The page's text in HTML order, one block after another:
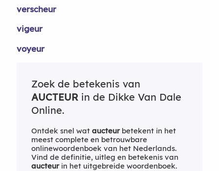
verscheur
vigeur
voyeur
Zoek de betekenis van
AUCTEURin de Dikke Van Dale
Online.
Ontdek snel wat aucteurbetekent in het
meest complete en betrouwbare
onlinewoordenboek van het Nederlands.
Vind de definitie, uitleg en betekenis van
aucteurin het uitgebreide woordenboek.